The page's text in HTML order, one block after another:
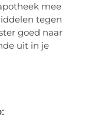
mee
tegen
goed naar
uit in je